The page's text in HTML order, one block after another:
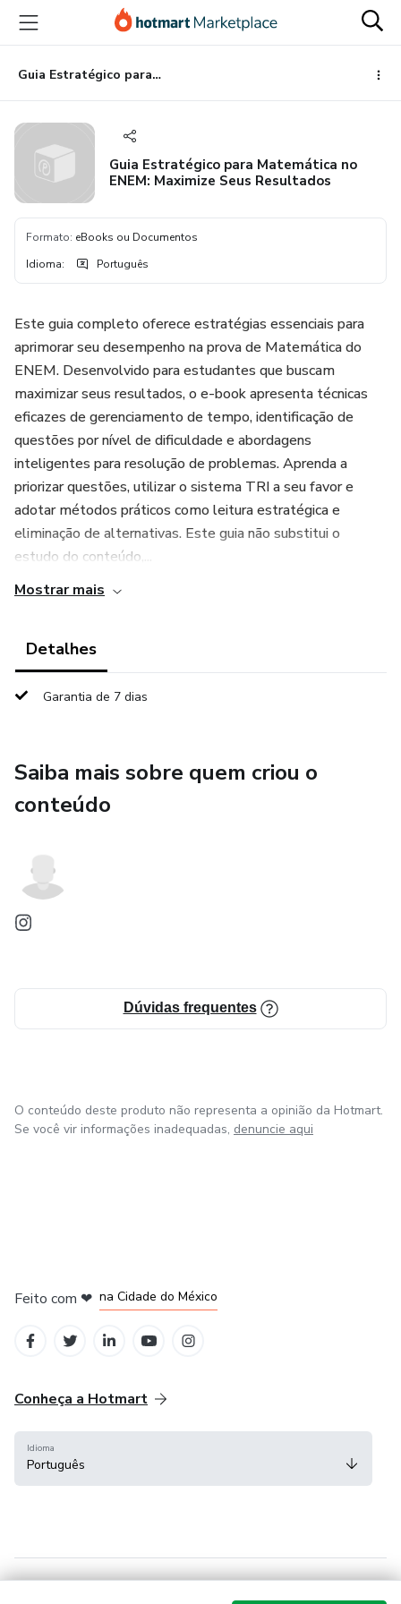
para
conteúdo
principal
para
pagamento
para
rodapé
Guia Estratégico para Matemática no ENEM: Maximize Seus Resultados
Guia Estratégico para Matemática no
ENEM: Maximize Seus Resultados
Formato: eBooks ou Documentos
Idioma: Português
Este guia completo oferece estratégias essenciais para
aprimorar seu desempenho na prova de Matemática do
ENEM. Desenvolvido para estudantes que buscam
maximizar seus resultados, o e-book apresenta técnicas
eficazes de gerenciamento de tempo, identificação de
questões por nível de dificuldade e abordagens
inteligentes para resolução de problemas. Aprenda a
priorizar questões, utilizar o sistema TRI a seu favor e
adotar métodos práticos como leitura estratégica e
eliminação de alternativas. Este guia não substitui o
estudo do conteúdo,...
Mostrar mais
Detalhes
Garantia de 7 dias
Saiba mais sobre quem criou o
conteúdo
Dúvidas frequentes
O conteúdo deste produto não representa a opinião da Hotmart.
Se você vir informações inadequadas, denuncie aqui
Feito com ❤ na Cidade do México
Conheça a Hotmart
Idioma
Português